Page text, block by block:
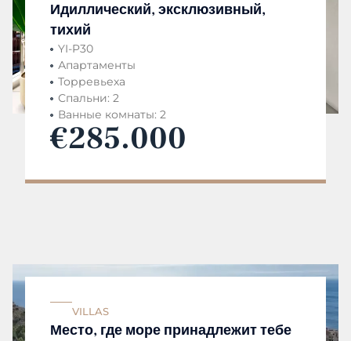
Идиллический, эксклюзивный,
тихий
YI-P30
Апартаменты
Торревьеха
Спальни: 2
Ванные комнаты: 2
€285.000
VILLAS
Место, где море принадлежит тебе